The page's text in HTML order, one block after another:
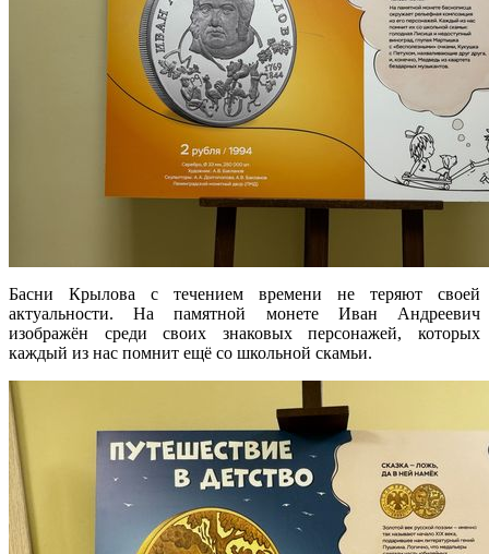
Басни Крылова с течением времени не теряют своей
актуальности. На памятной монете Иван Андреевич
изображён среди своих знаковых персонажей, которых
каждый из нас помнит ещё со школьной скамьи.